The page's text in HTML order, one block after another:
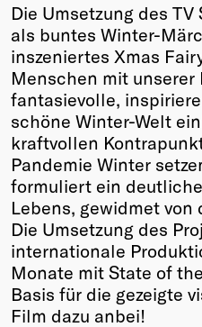
Die Umsetzung des
als buntes Winter-
inszeniertes Xmas
Menschen mit unserer
fantasievolle,
schöne Winter-Welt
kraftvollen
Pandemie Winter
formuliert ein
Lebens, gewidmet von
Die Umsetzung des
internationale
Monate mit State of
Basis für die gezeigte
Film dazu anbei!